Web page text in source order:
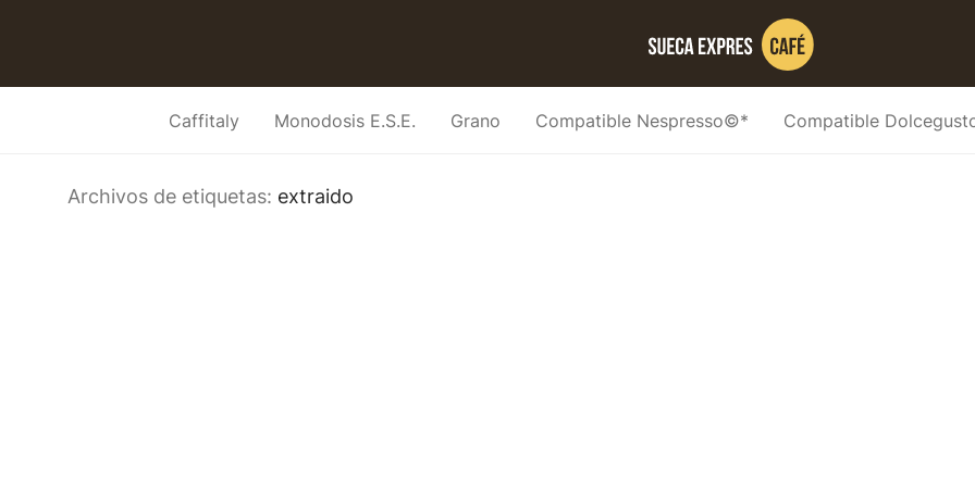
Caffitaly Monodosis E.S.E. Grano Compatible Nespresso©* Compatible
Archivos de etiquetas: extraido